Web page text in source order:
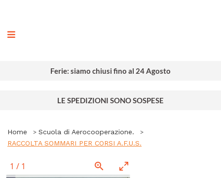
Ferie: siamo chiusi fino al 24 Agosto
LE SPEDIZIONI SONO SOSPESE
Home
Scuola di Aerocooperazione.
RACCOLTA SOMMARI PER CORSI A.F.U.S.
1 / 1